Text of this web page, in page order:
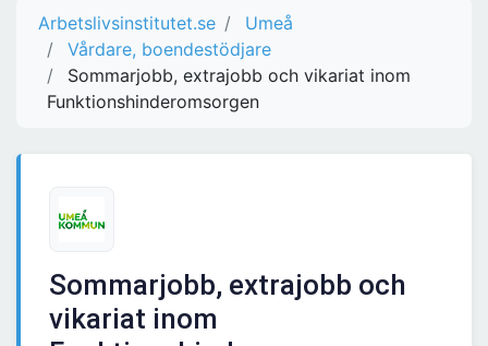
Arbetslivsinstitutet.se
Umeå
Vårdare, boendestödjare
Sommarjobb, extrajobb och vikariat inom
Funktionshinderomsorgen
Sommarjobb, extrajobb och
vikariat inom